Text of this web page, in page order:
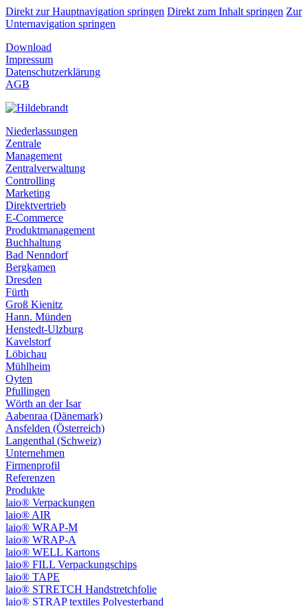
Direkt zur Hauptnavigation springen Direkt zum Inhalt springen Zur
Unternavigation springen
Download
Impressum
Datenschutzerklärung
AGB
Niederlassungen
Zentrale
Management
Zentralverwaltung
Controlling
Marketing
Direktvertrieb
E-Commerce
Produktmanagement
Buchhaltung
Bad Nenndorf
Bergkamen
Dresden
Fürth
Groß Kienitz
Hann. Münden
Henstedt-Ulzburg
Kavelstorf
Löbichau
Mühlheim
Oyten
Pfullingen
Wörth an der Isar
Aabenraa (Dänemark)
Ansfelden (Österreich)
Langenthal (Schweiz)
Unternehmen
Firmenprofil
Referenzen
Produkte
laio® Verpackungen
laio® AIR
laio® WRAP-M
laio® WRAP-A
laio® WELL Kartons
laio® FILL Verpackungschips
laio® TAPE
laio® STRETCH Handstretchfolie
laio® STRAP textiles Polyesterband